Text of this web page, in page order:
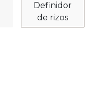
Definidor
de rizos